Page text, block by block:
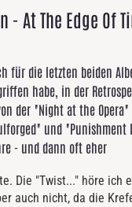
- At The Edge Of
für die letzten beiden
habe, in der
der "Night at the
und "Punishment
- und dann oft eher
Die "Twist..." höre ich
auch nicht, da die